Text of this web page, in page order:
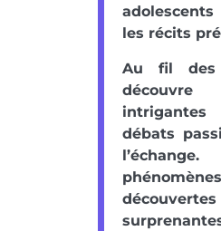
les récits
Au fil des
débats